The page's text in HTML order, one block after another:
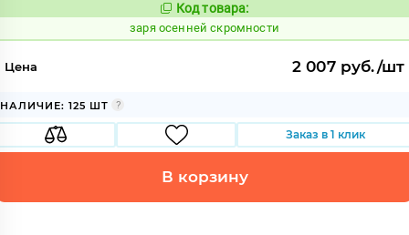
Код:
430343
Код товара:
заря осенней скромности
Цена 2 007 руб./шт
НАЛИЧИЕ: 125 ШТ
Заказ в 1 клик
В корзину